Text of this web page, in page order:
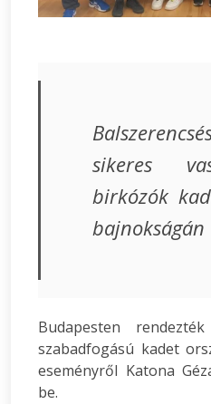
sikeres
birkózók
bajnokságán
Budapesten
szabadfogású kadet
eseményről Katona
be.